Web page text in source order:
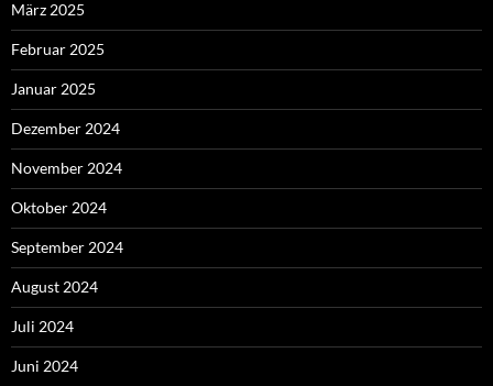
März 2025
Februar 2025
Januar 2025
Dezember 2024
November 2024
Oktober 2024
September 2024
August 2024
Juli 2024
Juni 2024